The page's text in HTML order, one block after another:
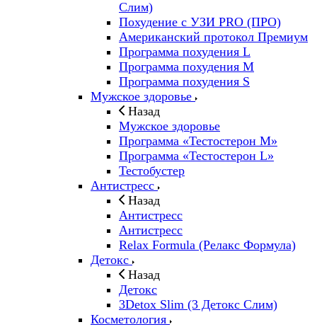
Слим)
Похудение с УЗИ PRO (ПРО)
Американский протокол Премиум
Программа похудения L
Программа похудения M
Программа похудения S
Мужское здоровье
Назад
Мужское здоровье
Программа «Тестостерон M»
Программа «Тестостерон L»
Тестобустер
Антистресс
Назад
Антистресс
Антистресс
Relax Formula (Релакс Формула)
Детокс
Назад
Детокс
3Detox Slim (3 Детокс Слим)
Косметология